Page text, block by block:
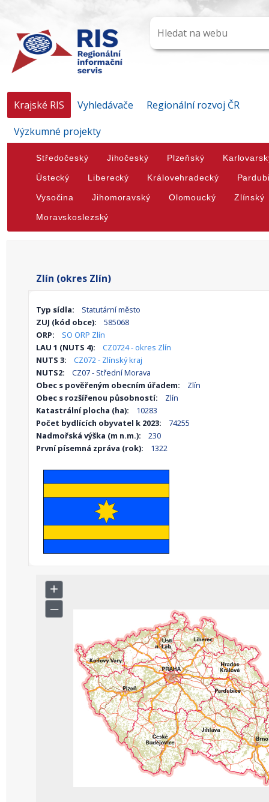
Krajské RIS Vyhledávače
Regionální rozvoj ČR
Výzkumné projekty
Středočeský Jihočeský Plzeňský
Ústecký Liberecký Královehradecký
Vysočina Jihomoravský Olomoucký Zlínský
Moravskoslezský
Zlín (okres Zlín)
Typ sídla:
Statutární město
ZUJ (kód obce):
585068
ORP:
SO ORP Zlín
LAU 1 (NUTS 4):
CZ0724 - okres Zlín
NUTS 3:
CZ072 - Zlínský kraj
NUTS2:
CZ07 - Střední Morava
Obec s pověřeným obecním úřadem:
Zlín
Obec s rozšířenou působností:
Zlín
Katastrální plocha (ha):
10283
Počet bydlících obyvatel k 2023:
74255
Nadmořská výška (m n.m.):
230
První písemná zpráva (rok):
1322